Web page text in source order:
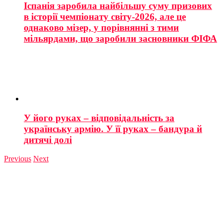
Іспанія заробила найбільшу суму призових
в історії чемпіонату світу-2026, але це
однаково мізер, у порівнянні з тими
мільярдами, що заробили засновники ФІФА
У його руках – відповідальність за
українську армію. У її руках – бандура й
дитячі долі
Previous Next